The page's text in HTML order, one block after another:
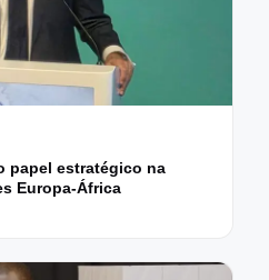
papel estratégico na
Europa-África